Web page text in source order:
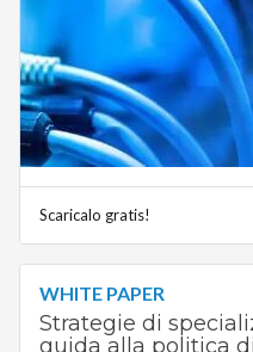
Scaricalo gratis!
WHITE PAPER
Strategie di
guida alla politica